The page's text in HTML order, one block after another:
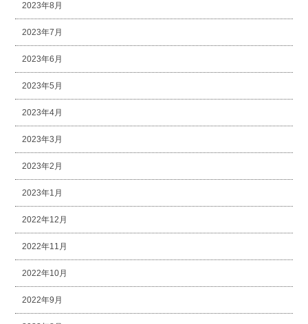
2023年8月
2023年7月
2023年6月
2023年5月
2023年4月
2023年3月
2023年2月
2023年1月
2022年12月
2022年11月
2022年10月
2022年9月